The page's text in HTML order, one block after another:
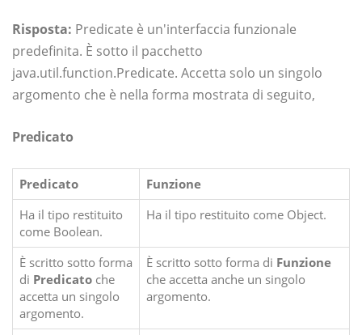
Risposta: Predicate è un'interfaccia funzionale
predefinita. È sotto il pacchetto
java.util.function.Predicate. Accetta solo un singolo
argomento che è nella forma mostrata di seguito,
Predicato
Predicato
Funzione
Ha il tipo restituito
come Boolean.
Ha il tipo restituito come Object.
È scritto sotto forma
di Predicato che
accetta un singolo
argomento.
È scritto sotto forma di Funzione
che accetta anche un singolo
argomento.